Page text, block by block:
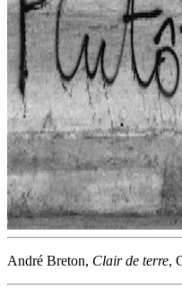
André Breton, Clair de terre,